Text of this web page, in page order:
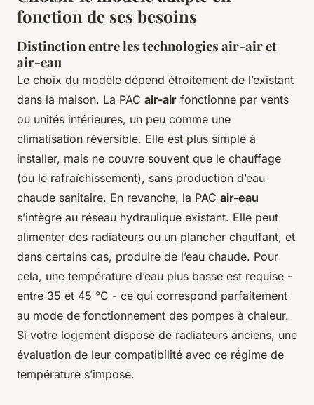
fonction de ses besoins
Distinction entre les technologies air-air et
air-eau
Le choix du modèle dépend étroitement de l’existant
dans la maison. La PAC air-air fonctionne par vents
ou unités intérieures, un peu comme une
climatisation réversible. Elle est plus simple à
installer, mais ne couvre souvent que le chauffage
(ou le rafraîchissement), sans production d’eau
chaude sanitaire. En revanche, la PAC air-eau
s’intègre au réseau hydraulique existant. Elle peut
alimenter des radiateurs ou un plancher chauffant, et
dans certains cas, produire de l’eau chaude. Pour
cela, une température d’eau plus basse est requise -
entre 35 et 45 °C - ce qui correspond parfaitement
au mode de fonctionnement des pompes à chaleur.
Si votre logement dispose de radiateurs anciens, une
évaluation de leur compatibilité avec ce régime de
température s’impose.